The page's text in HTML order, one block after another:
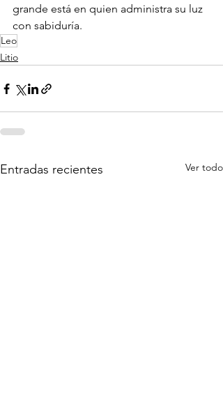
grande está en quien administra su luz
con sabiduría.
Leo
Litio
Entradas recientes Ver todo